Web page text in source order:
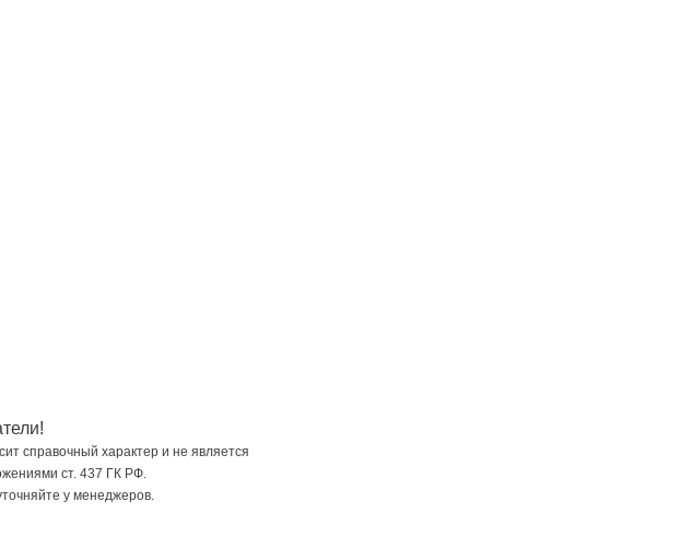
справочный характер и не является
ст. 437 ГК РФ.
у менеджеров.